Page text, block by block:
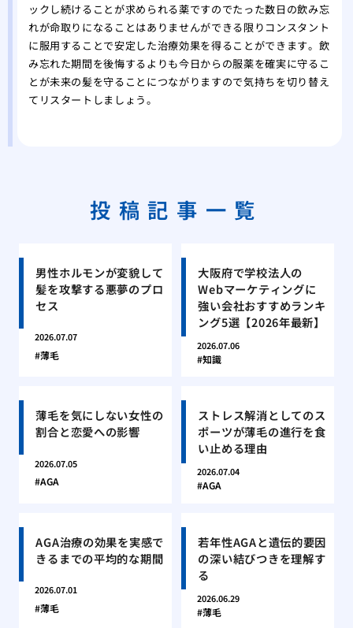
ックし続けることが求められる薬ですのでたった数日の飲み忘
れが命取りになることはありませんができる限りコンスタント
に服用することで安定した治療効果を得ることができます。飲
み忘れた期間を後悔するよりも今日からの服薬を確実に守るこ
とが未来の髪を守ることにつながりますので気持ちを切り替え
てリスタートしましょう。
投稿記事一覧
男性ホルモンが変貌して
髪を攻撃する悪夢のプロ
セス
2026.07.07
薄毛
大阪府で学校法人の
Webマーケティングに
強い会社おすすめランキ
ング5選【2026年最新】
2026.07.06
知識
薄毛を気にしない女性の
割合と恋愛への影響
2026.07.05
AGA
ストレス解消としてのス
ポーツが薄毛の進行を食
い止める理由
2026.07.04
AGA
AGA治療の効果を実感で
きるまでの平均的な期間
2026.07.01
薄毛
若年性AGAと遺伝的要因
の深い結びつきを理解す
る
2026.06.29
薄毛